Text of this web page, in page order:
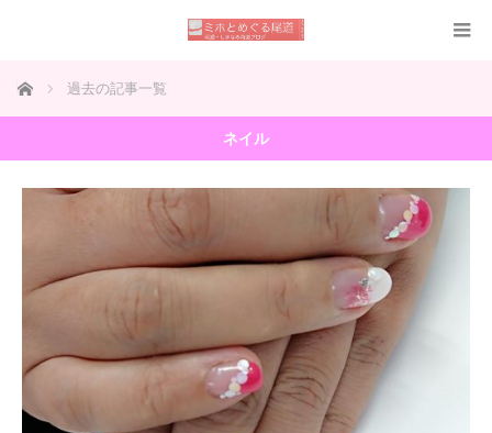
ホーム 過去の記事一覧
ネイル